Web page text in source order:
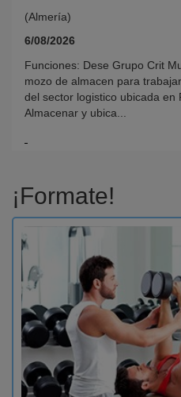
(Almería)
6/08/2026
Funciones: Dese Grupo Crit
mozo de almacen para
del sector logistico ubicada en
Almacenar y ubica...
¡Formate!